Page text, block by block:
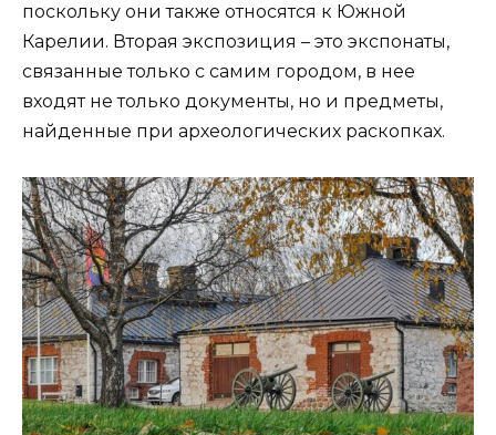
поскольку они также относятся к Южной
Карелии. Вторая экспозиция – это экспонаты,
связанные только с самим городом, в нее
входят не только документы, но и предметы,
найденные при археологических раскопках.